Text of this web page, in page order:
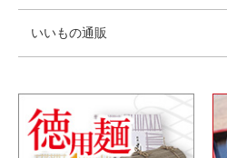
いいもの通販